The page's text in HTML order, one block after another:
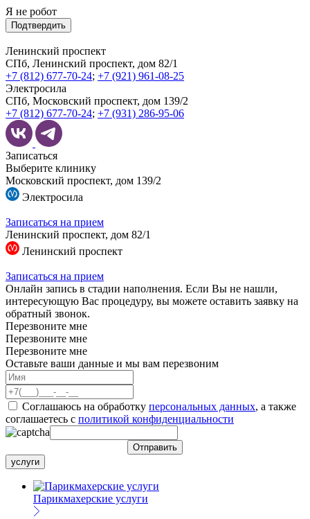
Я не робот
Подтвердить
Ленинский проспект
СПб, Ленинский проспект, дом 82/1
+7 (812) 677-70-24; +7 (921) 961-08-25
Электросила
СПб, Московский проспект, дом 139/2
+7 (812) 677-70-24; +7 (931) 286-95-06
Записаться
Выберите клинику
Московский проспект, дом 139/2
Электросила
Записаться на прием
Ленинский проспект, дом 82/1
Ленинский проспект
Записаться на прием
Онлайн запись в стадии наполнения. Если Вы не нашли,
интересующую Вас процедуру, вы можете оставить заявку на
обратный звонок.
Перезвоните мне
Перезвоните мне
Перезвоните мне
Оставьте ваши данные и мы вам перезвоним
Соглашаюсь на обработку персональных данных, а также
соглашаетесь c политикой конфиденциальности
услуги
Парикмахерские услуги